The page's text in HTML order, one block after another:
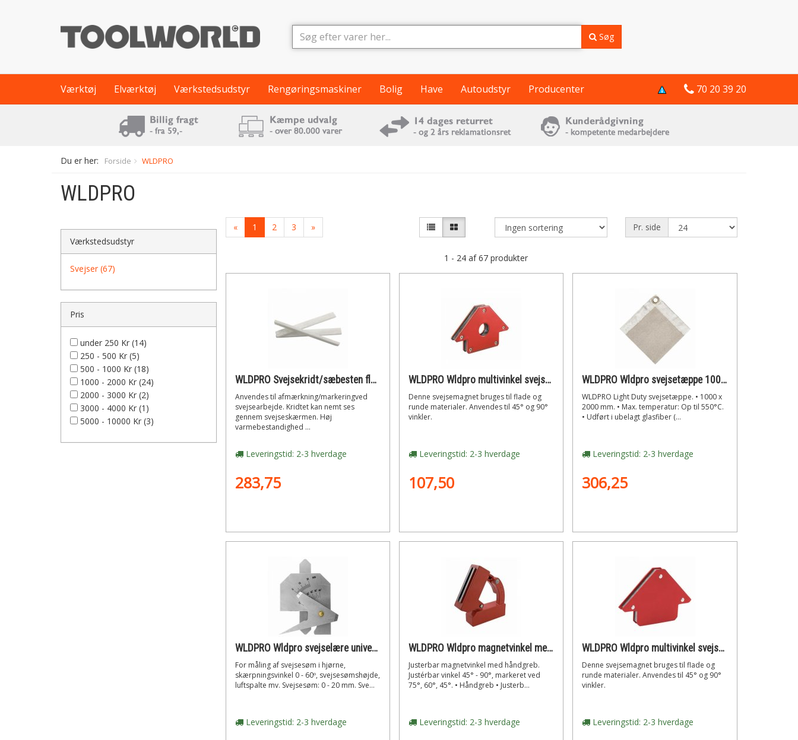
Søg
Værktøj Elværktøj Værkstedsudstyr Rengøringsmaskiner Bolig Have Autoudstyr Producenter 70 20 39 20
Du er her: Forside WLDPRO
WLDPRO
Værkstedsudstyr
Svejser (67)
Pris
under 250 Kr (14)
250 - 500 Kr (5)
500 - 1000 Kr (18)
1000 - 2000 Kr (24)
2000 - 3000 Kr (2)
3000 - 4000 Kr (1)
5000 - 10000 Kr (3)
« 1 2 3 » Pr. side
1 - 24 af 67 produkter
WLDPRO Svejsekridt/sæbesten flad form 127x12,7x4,8 mm 144 stk.
Anvendes til afmærkning/markeringved
svejsearbejde. Kridtet kan nemt ses
gennem svejseskærmen. Høj
varmebestandighed ...
Leveringstid: 2-3 hverdage
283,75
WLDPRO Wldpro multivinkel svejsemagnet med 45°/90° vinkler (220n)
Denne svejsemagnet bruges til flade og
runde materialer. Anvendes til 45° og 90°
vinkler.
Leveringstid: 2-3 hverdage
107,50
WLDPRO Wldpro svejsetæppe 1000x2000 mm op til 550°c udført i ubelagt glasfiber (lysebrun)
WLDPRO Light Duty svejsetæppe. • 1000 x
2000 mm. • Max. temperatur: Op til 550°C.
• Udført i ubelagt glasfiber (...
Leveringstid: 2-3 hverdage
306,25
WLDPRO Wldpro svejselære universal kl-2 (model d)
For måling af svejsesøm i hjørne,
skærpningsvinkel 0 - 60º, svejsesømshøjde,
luftspalte mv. Svejsesøm: 0 - 20 mm. Sve...
Leveringstid: 2-3 hverdage
WLDPRO Wldpro magnetvinkel med indstillelig vinkel 45°- 90° og håndgreb (400n / 40kg)
Justerbar magnetvinkel med håndgreb.
Justérbar vinkel 45° - 90°, markeret ved
75°, 60°, 45°. • Håndgreb • Justerb...
Leveringstid: 2-3 hverdage
WLDPRO Wldpro multivinkel svejsemagnet med 45°/90° vinkler (110n)
Denne svejsemagnet bruges til flade og
runde materialer. Anvendes til 45° og 90°
vinkler.
Leveringstid: 2-3 hverdage